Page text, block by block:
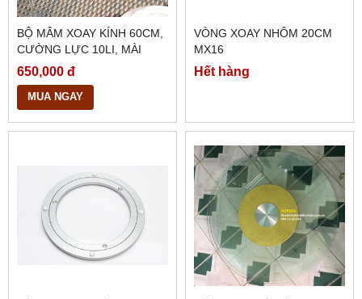
BỘ MÂM XOAY KÍNH 60CM,
CƯỜNG LỰC 10LI, MÀI
BÓNG CẠNH, BMX24
650,000 đ
MUA NGAY
VÒNG XOAY NHÔM 20CM
MX16
Hết hàng